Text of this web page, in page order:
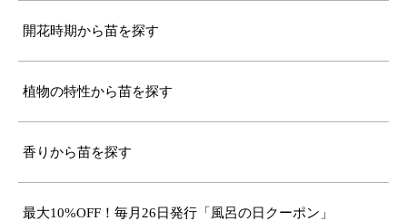
開花時期から苗を探す
植物の特性から苗を探す
香りから苗を探す
最大10%OFF！毎月26日発行「風呂の日クーポン」